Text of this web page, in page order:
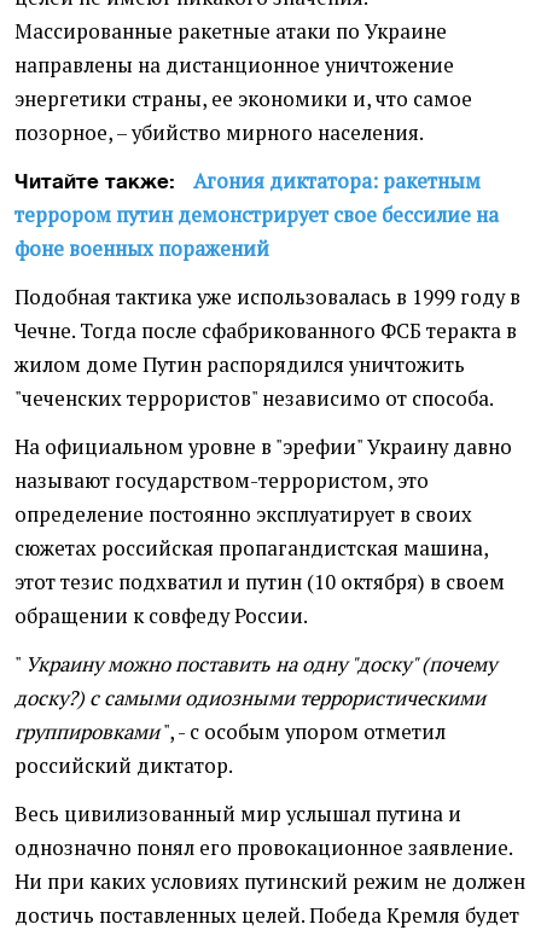
Массированные ракетные атаки по Украине
направлены на дистанционное уничтожение
энергетики страны, ее экономики и, что самое
позорное, – убийство мирного населения.
Читайте также:
Агония диктатора: ракетным
террором путин демонстрирует свое бессилие на
фоне военных поражений
Подобная тактика уже использовалась в 1999 году в
Чечне. Тогда после сфабрикованного ФСБ теракта в
жилом доме Путин распорядился уничтожить
"чеченских террористов" независимо от способа.
На официальном уровне в "эрефии" Украину давно
называют государством-террористом, это
определение постоянно эксплуатирует в своих
сюжетах российская пропагандистская машина,
этот тезис подхватил и путин (10 октября) в своем
обращении к совфеду России.
" Украину можно поставить на одну "доску" (почему
доску?) с самыми одиозными террористическими
группировками", - с особым упором отметил
российский диктатор.
Весь цивилизованный мир услышал путина и
однозначно понял его провокационное заявление.
Ни при каких условиях путинский режим не должен
достичь поставленных целей. Победа Кремля будет